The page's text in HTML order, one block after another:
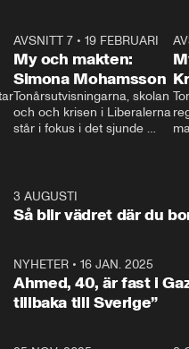
24:30
AVSNITT 7• 19 FEBRUARI
My och makten:
Simona Mohamsson
Tonårsutvisningarna, skolan
och och krisen i Liberalerna
står i fokus i det sjunde
kommentator My
Rohwedder ställer
utbildnings- och
Mohamsson till svars.
3 AUGUSTI
Så blir vädret där du
NYHETER• 16 JAN. 2025
Ahmed, 40, är fast i
tillbaka till Sverige”